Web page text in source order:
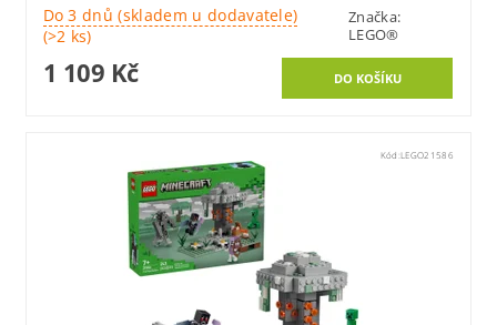
Do 3 dnů (skladem u dodavatele)
(>2 ks)
Značka:
LEGO®
1 109 Kč
Kód:LEGO21586